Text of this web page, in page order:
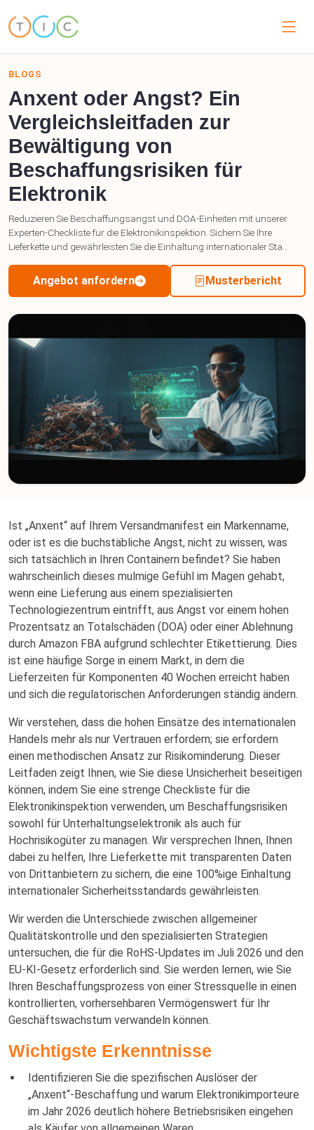
BLOGS
Anxent oder Angst? Ein
Vergleichsleitfaden zur
Bewältigung von
Beschaffungsrisiken für
Elektronik
Reduzieren Sie Beschaffungsangst und DOA-Einheiten mit unserer
Experten-Checkliste für die Elektronikinspektion. Sichern Sie Ihre
Lieferkette und gewährleisten Sie die Einhaltung internationaler Sta...
Angebot anfordern Musterbericht
Ist „Anxent“ auf Ihrem Versandmanifest ein Markenname,
oder ist es die buchstäbliche Angst, nicht zu wissen, was
sich tatsächlich in Ihren Containern befindet? Sie haben
wahrscheinlich dieses mulmige Gefühl im Magen gehabt,
wenn eine Lieferung aus einem spezialisierten
Technologiezentrum eintrifft, aus Angst vor einem hohen
Prozentsatz an Totalschäden (DOA) oder einer Ablehnung
durch Amazon FBA aufgrund schlechter Etikettierung. Dies
ist eine häufige Sorge in einem Markt, in dem die
Lieferzeiten für Komponenten 40 Wochen erreicht haben
und sich die regulatorischen Anforderungen ständig ändern.
Wir verstehen, dass die hohen Einsätze des internationalen
Handels mehr als nur Vertrauen erfordern; sie erfordern
einen methodischen Ansatz zur Risikominderung. Dieser
Leitfaden zeigt Ihnen, wie Sie diese Unsicherheit beseitigen
können, indem Sie eine strenge Checkliste für die
Elektronikinspektion verwenden, um Beschaffungsrisiken
sowohl für Unterhaltungselektronik als auch für
Hochrisikogüter zu managen. Wir versprechen Ihnen, Ihnen
dabei zu helfen, Ihre Lieferkette mit transparenten Daten
von Drittanbietern zu sichern, die eine 100%ige Einhaltung
internationaler Sicherheitsstandards gewährleisten.
Wir werden die Unterschiede zwischen allgemeiner
Qualitätskontrolle und den spezialisierten Strategien
untersuchen, die für die RoHS-Updates im Juli 2026 und den
EU-KI-Gesetz erforderlich sind. Sie werden lernen, wie Sie
Ihren Beschaffungsprozess von einer Stressquelle in einen
kontrollierten, vorhersehbaren Vermögenswert für Ihr
Geschäftswachstum verwandeln können.
Wichtigste Erkenntnisse
Identifizieren Sie die spezifischen Auslöser der
„Anxent“-Beschaffung und warum Elektronikimporteure
im Jahr 2026 deutlich höhere Betriebsrisiken eingehen